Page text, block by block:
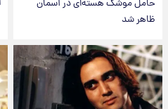
حامل موشک هسته‌ای در آسمان
ظاهر شد